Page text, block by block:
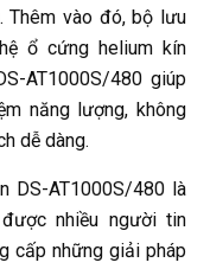
Thêm vào đó, bộ lưu
ổ cứng helium kín
AT1000S/480 giúp
năng lượng, không
dễ dàng.
DS-AT1000S/480 là
được nhiều người tin
cấp những giải pháp